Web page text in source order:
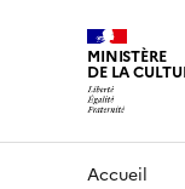
MINISTÈRE
DE LA
Accueil